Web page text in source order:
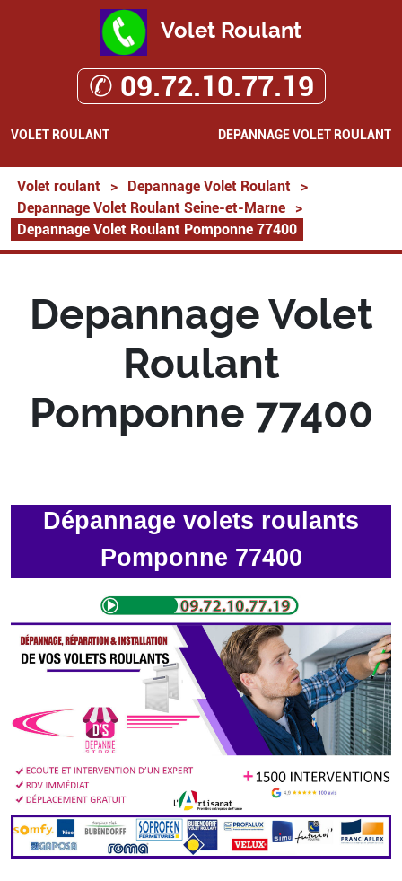
Volet Roulant
✆ 09.72.10.77.19
VOLET ROULANT DEPANNAGE VOLET ROULANT
Volet roulant > Depannage Volet Roulant
>
Depannage Volet Roulant Seine-et-Marne
>
Depannage Volet Roulant Pomponne 77400
Depannage Volet
Roulant
Pomponne 77400
Dépannage volets roulants
Pomponne 77400